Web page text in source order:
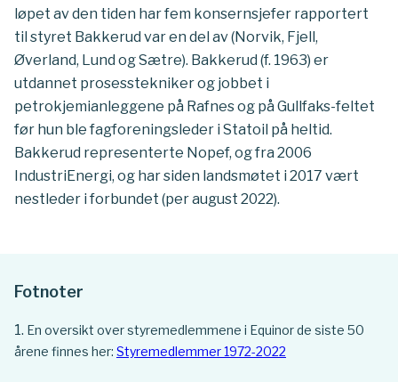
løpet av den tiden har fem konsernsjefer rapportert
til styret Bakkerud var en del av (Norvik, Fjell,
Øverland, Lund og Sætre). Bakkerud (f. 1963) er
utdannet prosesstekniker og jobbet i
petrokjemianleggene på Rafnes og på Gullfaks-feltet
før hun ble fagforeningsleder i Statoil på heltid.
Bakkerud representerte Nopef, og fra 2006
IndustriEnergi, og har siden landsmøtet i 2017 vært
nestleder i forbundet (per august 2022).
Fotnoter
En oversikt over styremedlemmene i Equinor de siste 50
årene finnes her: Styremedlemmer 1972-2022